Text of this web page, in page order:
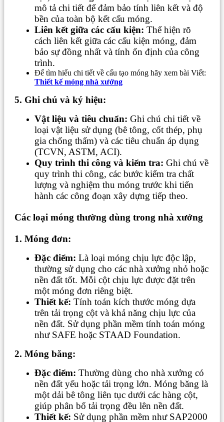
mô tả chi tiết để đảm bảo tính liên kết và độ
bền của toàn bộ kết cấu móng.
Liên kết giữa các cấu kiện: Thể hiện rõ
cách liên kết giữa các cấu kiện móng, đảm
bảo sự đồng nhất và tính ổn định của công
trình.
Để tìm hiểu chi tiết về cấu tạo móng hãy xem bài Viết:
Thiết kế móng nhà xưởng
5. Ghi chú và ký hiệu:
Vật liệu và tiêu chuẩn: Ghi chú chi tiết về
loại vật liệu sử dụng (bê tông, cốt thép, phụ
gia chống thấm) và các tiêu chuẩn áp dụng
(TCVN, ASTM, ACI).
Quy trình thi công và kiểm tra: Ghi chú về
quy trình thi công, các bước kiểm tra chất
lượng và nghiệm thu móng trước khi tiến
hành các công đoạn xây dựng tiếp theo.
Các loại móng thường dùng trong nhà xưởng
1. Móng đơn:
Đặc điểm: Là loại móng chịu lực độc lập,
thường sử dụng cho các nhà xưởng nhỏ hoặc
nền đất tốt. Mỗi cột chịu lực được đặt trên
một móng đơn riêng biệt.
Thiết kế: Tính toán kích thước móng dựa
trên tải trọng cột và khả năng chịu lực của
nền đất. Sử dụng phần mềm tính toán móng
như SAFE hoặc STAAD Foundation.
2. Móng băng:
Đặc điểm: Thường dùng cho nhà xưởng có
nền đất yếu hoặc tải trọng lớn. Móng băng là
một dải bê tông liên tục dưới các hàng cột,
giúp phân bố tải trọng đều lên nền đất.
Thiết kế: Sử dụng phần mềm như SAP2000